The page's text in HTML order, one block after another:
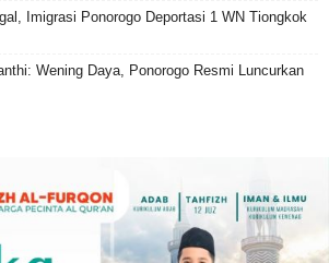
Imigrasi Ponorogo Deportasi 1 WN Tiongkok
Wening Daya, Ponorogo Resmi Luncurkan